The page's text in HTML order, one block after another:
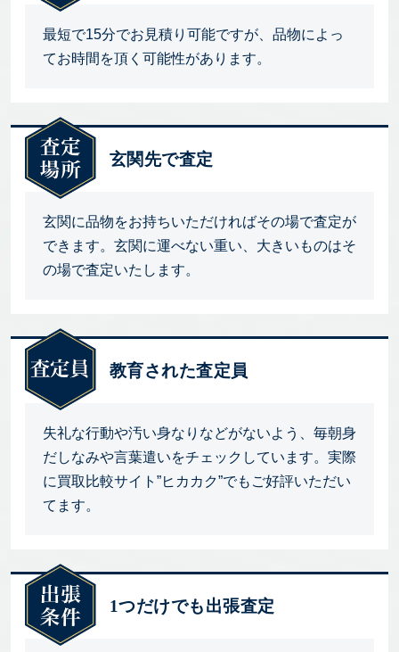
最短で15分でお見積り可能ですが、品物によっ
てお時間を頂く可能性があります。
玄関先で査定
玄関に品物をお持ちいただければその場で査定が
できます。玄関に運べない重い、大きいものはそ
の場で査定いたします。
教育された査定員
失礼な行動や汚い身なりなどがないよう、毎朝身
だしなみや言葉遣いをチェックしています。実際
に買取比較サイト”ヒカカク”でもご好評いただい
てます。
1つだけでも出張査定